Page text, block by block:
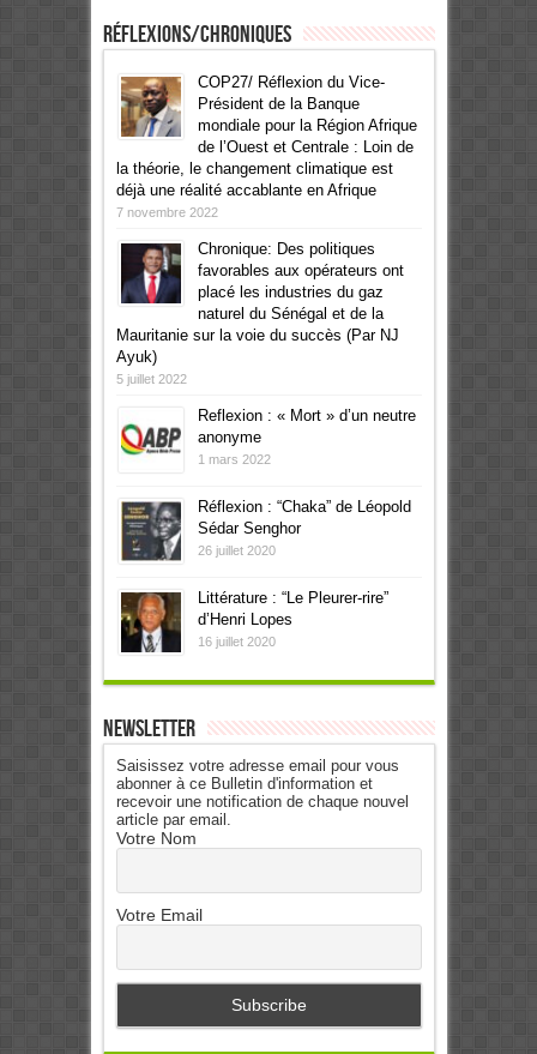
Réflexions/Chroniques
COP27/ Réflexion du Vice-
Président de la Banque
mondiale pour la Région Afrique
de l’Ouest et Centrale : Loin de
la théorie, le changement climatique est
déjà une réalité accablante en Afrique
7 novembre 2022
Chronique: Des politiques
favorables aux opérateurs ont
placé les industries du gaz
naturel du Sénégal et de la
Mauritanie sur la voie du succès (Par NJ
Ayuk)
5 juillet 2022
Reflexion : « Mort » d’un neutre
anonyme
1 mars 2022
Réflexion : “Chaka” de Léopold
Sédar Senghor
26 juillet 2020
Littérature : “Le Pleurer-rire”
d’Henri Lopes
16 juillet 2020
Newsletter
Saisissez votre adresse email pour vous
abonner à ce Bulletin d'information et
recevoir une notification de chaque nouvel
article par email.
Votre Nom
Votre Email